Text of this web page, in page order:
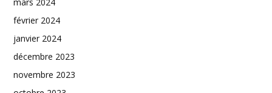
mars 2024
février 2024
janvier 2024
décembre 2023
novembre 2023